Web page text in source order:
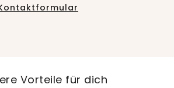
Vorteile für dich